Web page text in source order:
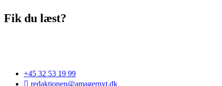
Fik du læst?
+45 32 53 19 99
redaktionen@amagernyt.dk